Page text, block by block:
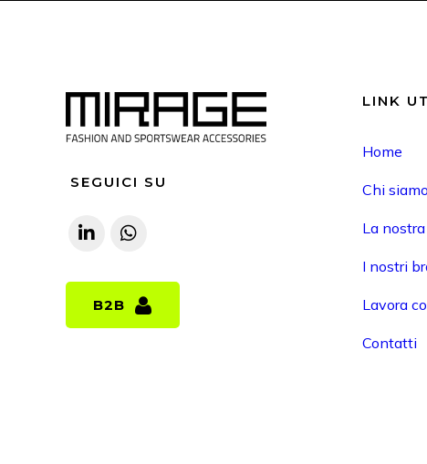
SEGUICI SU
B2B
B2B
LINK
Home
Chi siamo
La
I nostri
Lavora
Contatti